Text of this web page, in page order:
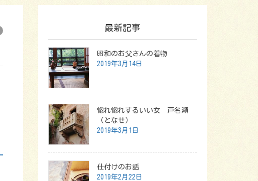
最新記事
昭和のお父さんの着物
2019年3月14日
惚れ惚れするいい女 戸名瀬
（となせ）
2019年3月1日
仕付けのお話
2019年2月22日